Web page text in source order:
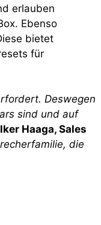
erlauben
Ebenso
bietet
für
Deswegen
sind und auf
Haaga, Sales
die